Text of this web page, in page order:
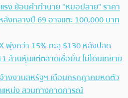
ง ย้อนคำทำนาย “หมอปลาย” ราคา
ลังกลางปี 69 อาจแตะ 100,000 บาท
พุ่งกว่า 15% ทะลุ $130 หลังปลด
ล้านหุ้นแต่ตลาดเชื่อมั่น ไม่โดนเทขาย
างงานสหรัฐฯ เดือนกรกฎาคมหดตัว
แหน่ง สวนทางคาดการณ์